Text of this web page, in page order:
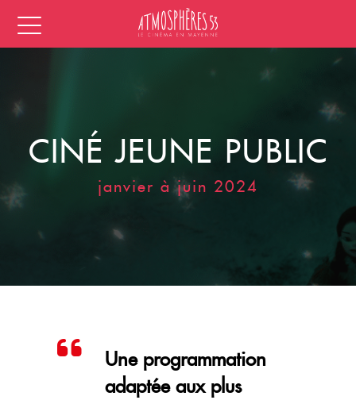
CINÉ JEUNE PUBLIC
janvier à juin 2024
Une programmation
adaptée aux plus